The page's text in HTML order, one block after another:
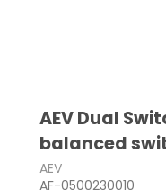
AEV Dual
balanced
AEV
AF-0500230010